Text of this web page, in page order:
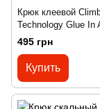
Крюк клеевой
Technology Glue In
silver
495 грн
Купить